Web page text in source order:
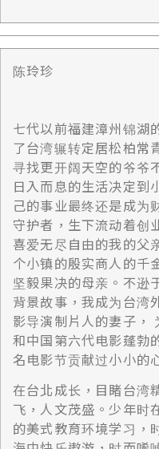
陈玲珍
七代以前福建漳州锦湖
了台湾辗转定居松柏常
寻找更开阔天空的爷爷
日入而息的生活决定到
己的事业最终还是成为
守护者，生下流动着创
喜爱无尽自由的我的父
个小镇的殷实商人的千
坚毅果决的母亲。不逊
背景故事，我成为台湾
影导演制片人的妻子，
和中国第六代电影蓬勃
名电影节贡献过小小的
在台北成长，目睹台湾
飞，人文茂盛。少年时
的美式教育环境学习，